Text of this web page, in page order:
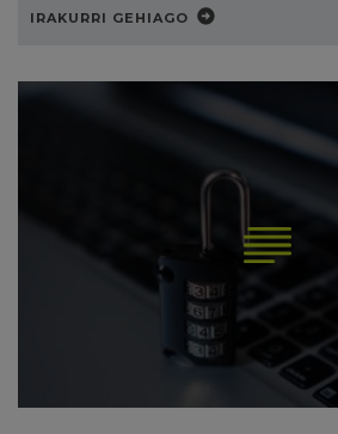
IRAKURRI GEHIAGO